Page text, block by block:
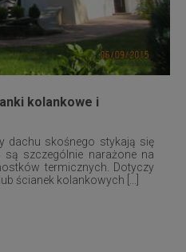
kolankowe i
dachu skośnego stykają się
są szczególnie narażone na
termicznych. Dotyczy
ścianek kolankowych [...]